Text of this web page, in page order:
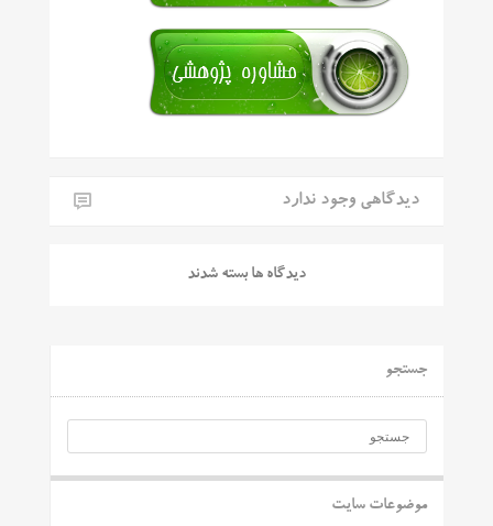
دیدگاهی وجود ندارد
دیدگاه ها بسته شدند
جستجو
موضوعات سایت